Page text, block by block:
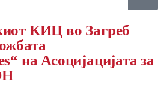
КИЦ во Загреб
на Асоцијацијата за